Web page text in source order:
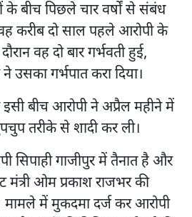
के बीच पिछले चार वर्षों से संबंध
करीब दो साल पहले आरोपी के
वह दो बार गर्भवती हुई,
उसका गर्भपात करा दिया।
बीच आरोपी ने अप्रैल महीने में
तरीके से शादी कर ली।
सिपाही गाजीपुर में तैनात है और
मंत्री ओम प्रकाश राजभर की
मामले में मुकदमा दर्ज कर आरोपी